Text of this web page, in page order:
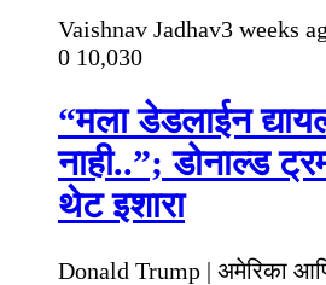
Vaishnav Jadhav3 weeks
0 10,030
“मला डेडलाईन
नाही..”; डोनाल्ड
थेट इशारा
Donald Trump | अमेरिका